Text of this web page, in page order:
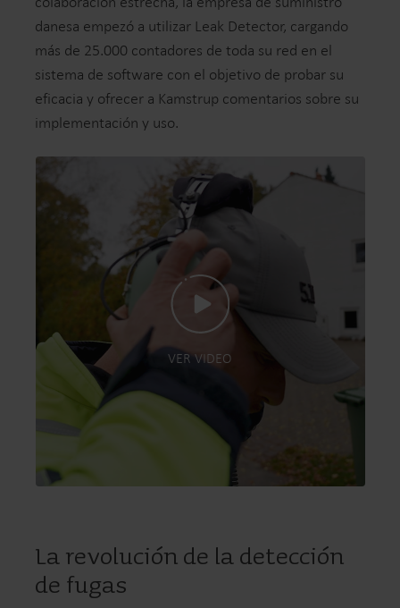
danesa empezó a utilizar Leak Detector, cargando
más de 25.000 contadores de toda su red en el
sistema de software con el objetivo de probar su
eficacia y ofrecer a Kamstrup comentarios sobre su
implementación y uso.
VER VIDEO
La revolución de la detección
de fugas